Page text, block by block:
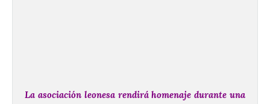
La asociación leonesa rendirá homenaje durante una